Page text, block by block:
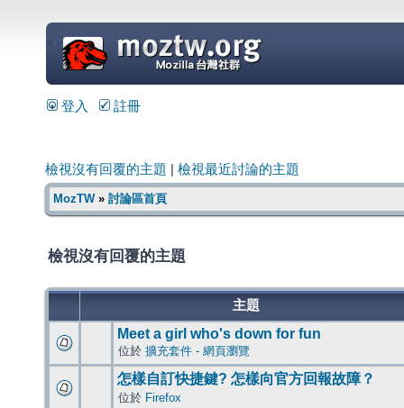
=
登入 註冊
檢視沒有回覆的主題 檢視最近討論的主題
MozTW» 討論區首頁
檢視沒有回覆的主題
主題
Meet a girl who's down for fun
位於 擴充套件 - 網頁瀏覽
怎樣自訂快捷鍵? 怎樣向官方回報故障？
位於 Firefox